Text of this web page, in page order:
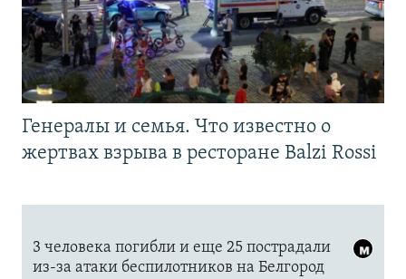
Генералы и семья. Что известно о
жертвах взрыва в ресторане Balzi Rossi